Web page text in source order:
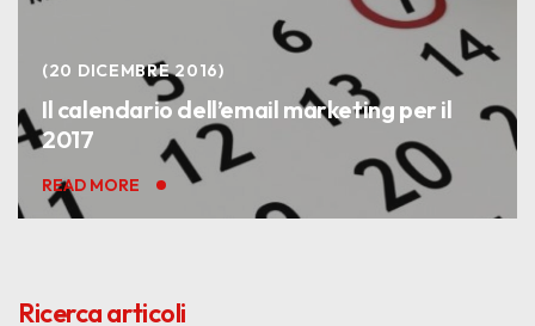
20 DICEMBRE 2016
Il calendario dell’email marketing per il
2017
READ MORE
Ricerca articoli